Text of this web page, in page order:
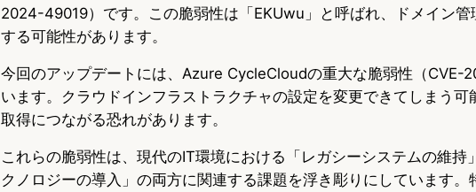
2024-49019）です。この脆弱性は「EKUwu」と呼ばれ、ドメイン管
する可能性があります。
今回のアップデートには、Azure CycleCloudの重大な脆弱性（CVE-
います。クラウドインフラストラクチャの設定を変更できてしまう
取得につながる恐れがあります。
これらの脆弱性は、現代のIT環境における「レガシーシステムの維持
クノロジーの導入」の両方に関連する課題を浮き彫りにしています